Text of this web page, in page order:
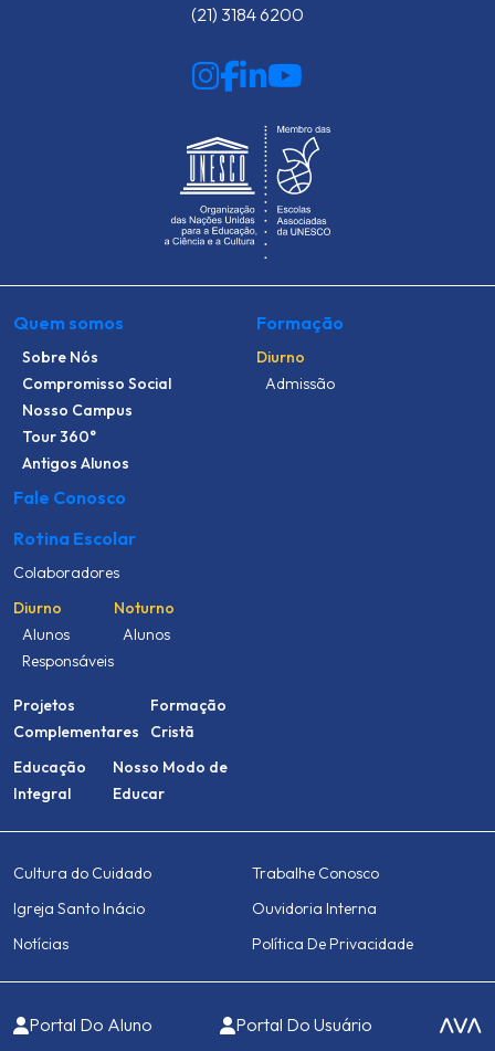
(21) 3184 6200
Quem somos
Sobre Nós
Compromisso Social
Nosso Campus
Tour 360°
Antigos Alunos
Fale Conosco
Formação
Diurno
Admissão
Rotina Escolar
Colaboradores
Diurno
Alunos
Responsáveis
Noturno
Alunos
Projetos
Complementares
Formação
Cristã
Educação
Integral
Nosso Modo de
Educar
Cultura do Cuidado
Igreja Santo Inácio
Notícias
Trabalhe Conosco
Ouvidoria Interna
Política De Privacidade
Portal Do Aluno Portal Do Usuário